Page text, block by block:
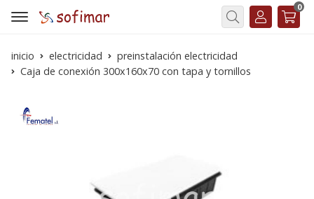
Buscar
0
inicio electricidad
preinstalación electricidad
Caja de conexión 300x160x70 con tapa y tornillos